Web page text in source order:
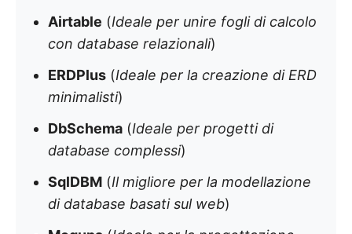
Airtable (Ideale per unire fogli di calcolo
con database relazionali)
ERDPlus (Ideale per la creazione di ERD
minimalisti)
DbSchema (Ideale per progetti di
database complessi)
SqlDBM (Il migliore per la modellazione
di database basati sul web)